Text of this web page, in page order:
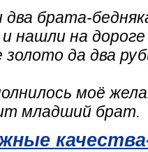
два брата-
и нашли на
да два
моё
младший брат.